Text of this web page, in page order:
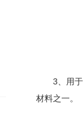
3、用于耐
材料之一。